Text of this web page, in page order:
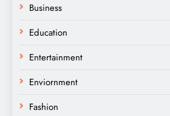
Business
Education
Entertainment
Enviornment
Fashion